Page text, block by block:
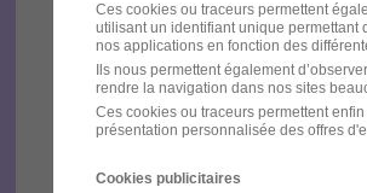
Ces cookies ou traceurs permettent
utilisant un identifiant unique permettant
nos applications en fonction des
Ils nous permettent également
rendre la navigation dans nos sites
Ces cookies ou traceurs permettent
présentation personnalisée des offres
Cookies publicitaires